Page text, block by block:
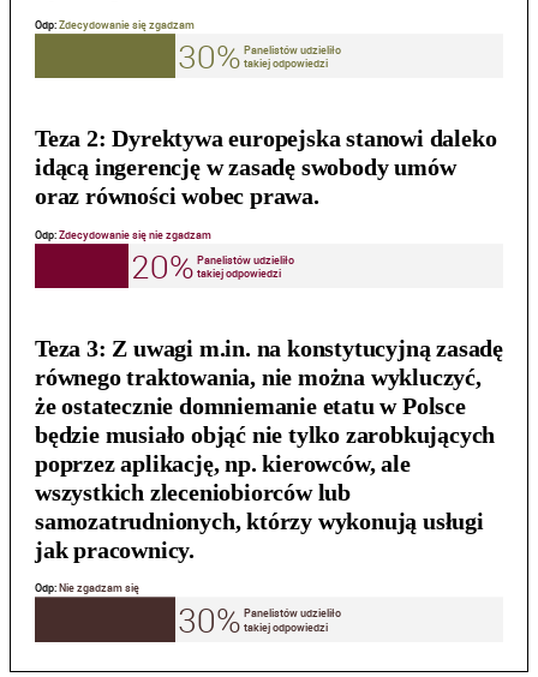
Teza 2: Dyrektywa europejska stanowi daleko
idącą ingerencję w zasadę swobody umów
oraz równości wobec prawa.
Teza 3: Z uwagi m.in. na konstytucyjną zasadę
równego traktowania, nie można wykluczyć,
że ostatecznie domniemanie etatu w Polsce
będzie musiało objąć nie tylko zarobkujących
poprzez aplikację, np. kierowców, ale
wszystkich zleceniobiorców lub
samozatrudnionych, którzy wykonują usługi
jak pracownicy.